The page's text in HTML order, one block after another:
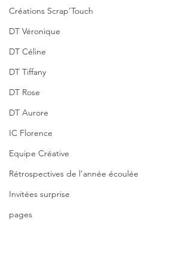
Créations Scrap'Touch
DT Véronique
DT Céline
DT Tiffany
DT Rose
DT Aurore
IC Florence
Equipe Créative
Rétrospectives de l’année écoulée
Invitées surprise
pages